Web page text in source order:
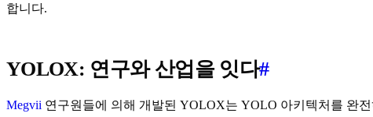
합니다.
YOLOX: 연구와 산업을 잇다#
Megvii 연구원들에 의해 개발된 YOLOX는 YOLO 아키텍처를 완